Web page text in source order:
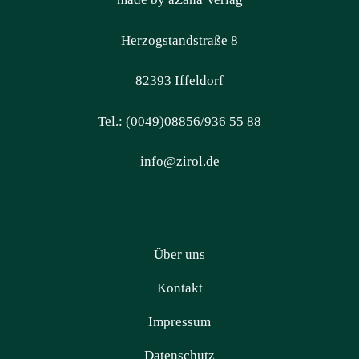
Herzogstandstraße 8
82393 Iffeldorf
Tel.: (0049)08856/936 55 88
info@zirol.de
Über uns
Kontakt
Impressum
Datenschutz